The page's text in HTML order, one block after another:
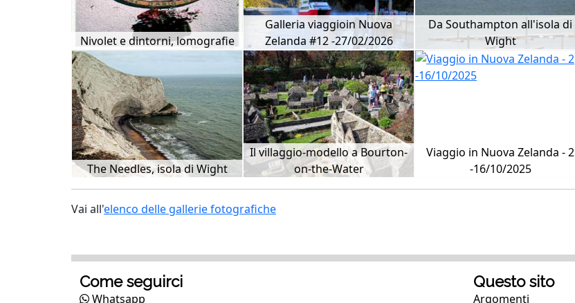
Nivolet e dintorni, lomografie
Galleria viaggioin Nuova
Zelanda #12 -27/02/2026
Da Southampton all'isola di
Wight
The Needles, isola di Wight
Il villaggio-modello a Bourton-
on-the-Water
Viaggio in Nuova Zelanda - 2
-16/10/2025
Vai all'elenco delle gallerie fotografiche
Come seguirci
Whatsapp
Questo sito
Argomenti